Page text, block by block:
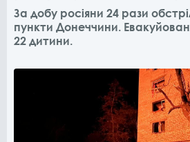
За добу росіяни 24 рази
пункти Донеччини.
22 дитини.